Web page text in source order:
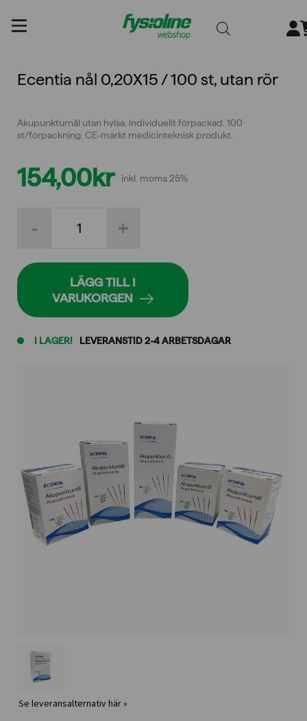
innehållet
Ecentia nål 0,20X15 / 100 st, utan rör
Akupunkturnål utan hylsa, individuellt förpackad. 100
st/förpackning. CE-märkt medicinteknisk produkt.
154,00kr inkl. moms 25%
I LAGER! LEVERANSTID 2-4 ARBETSDAGAR
+
100
st,
rör
mängd
-
LÄGG TILL I
VARUKORGEN
Se leveransalternativ här »